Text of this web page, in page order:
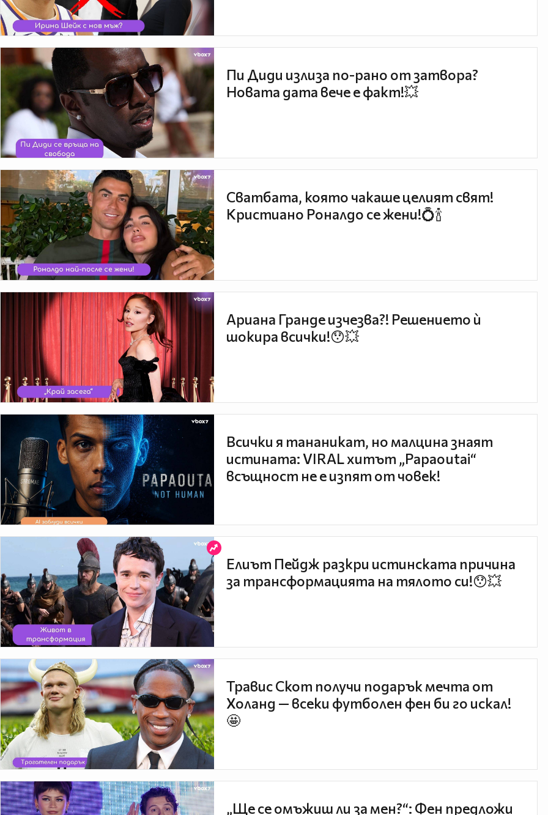
Пи Диди излиза по-рано от затвора?
Новата дата вече е факт!💥
Сватбата, която чакаше целият свят!
Кристиано Роналдо се жени!💍🍾
Ариана Гранде изчезва?! Решението ѝ
шокира всички!😯💥
Всички я тананикат, но малцина знаят
истината: VIRAL хитът „Papaoutai“
всъщност не е изпят от човек!
Елиът Пейдж разкри истинската причина
за трансформацията на тялото си!😯💥
Травис Скот получи подарък мечта от
Холанд — всеки футболен фен би го искал!
🤩
„Ще се омъжиш ли за мен?“: Фен предложи